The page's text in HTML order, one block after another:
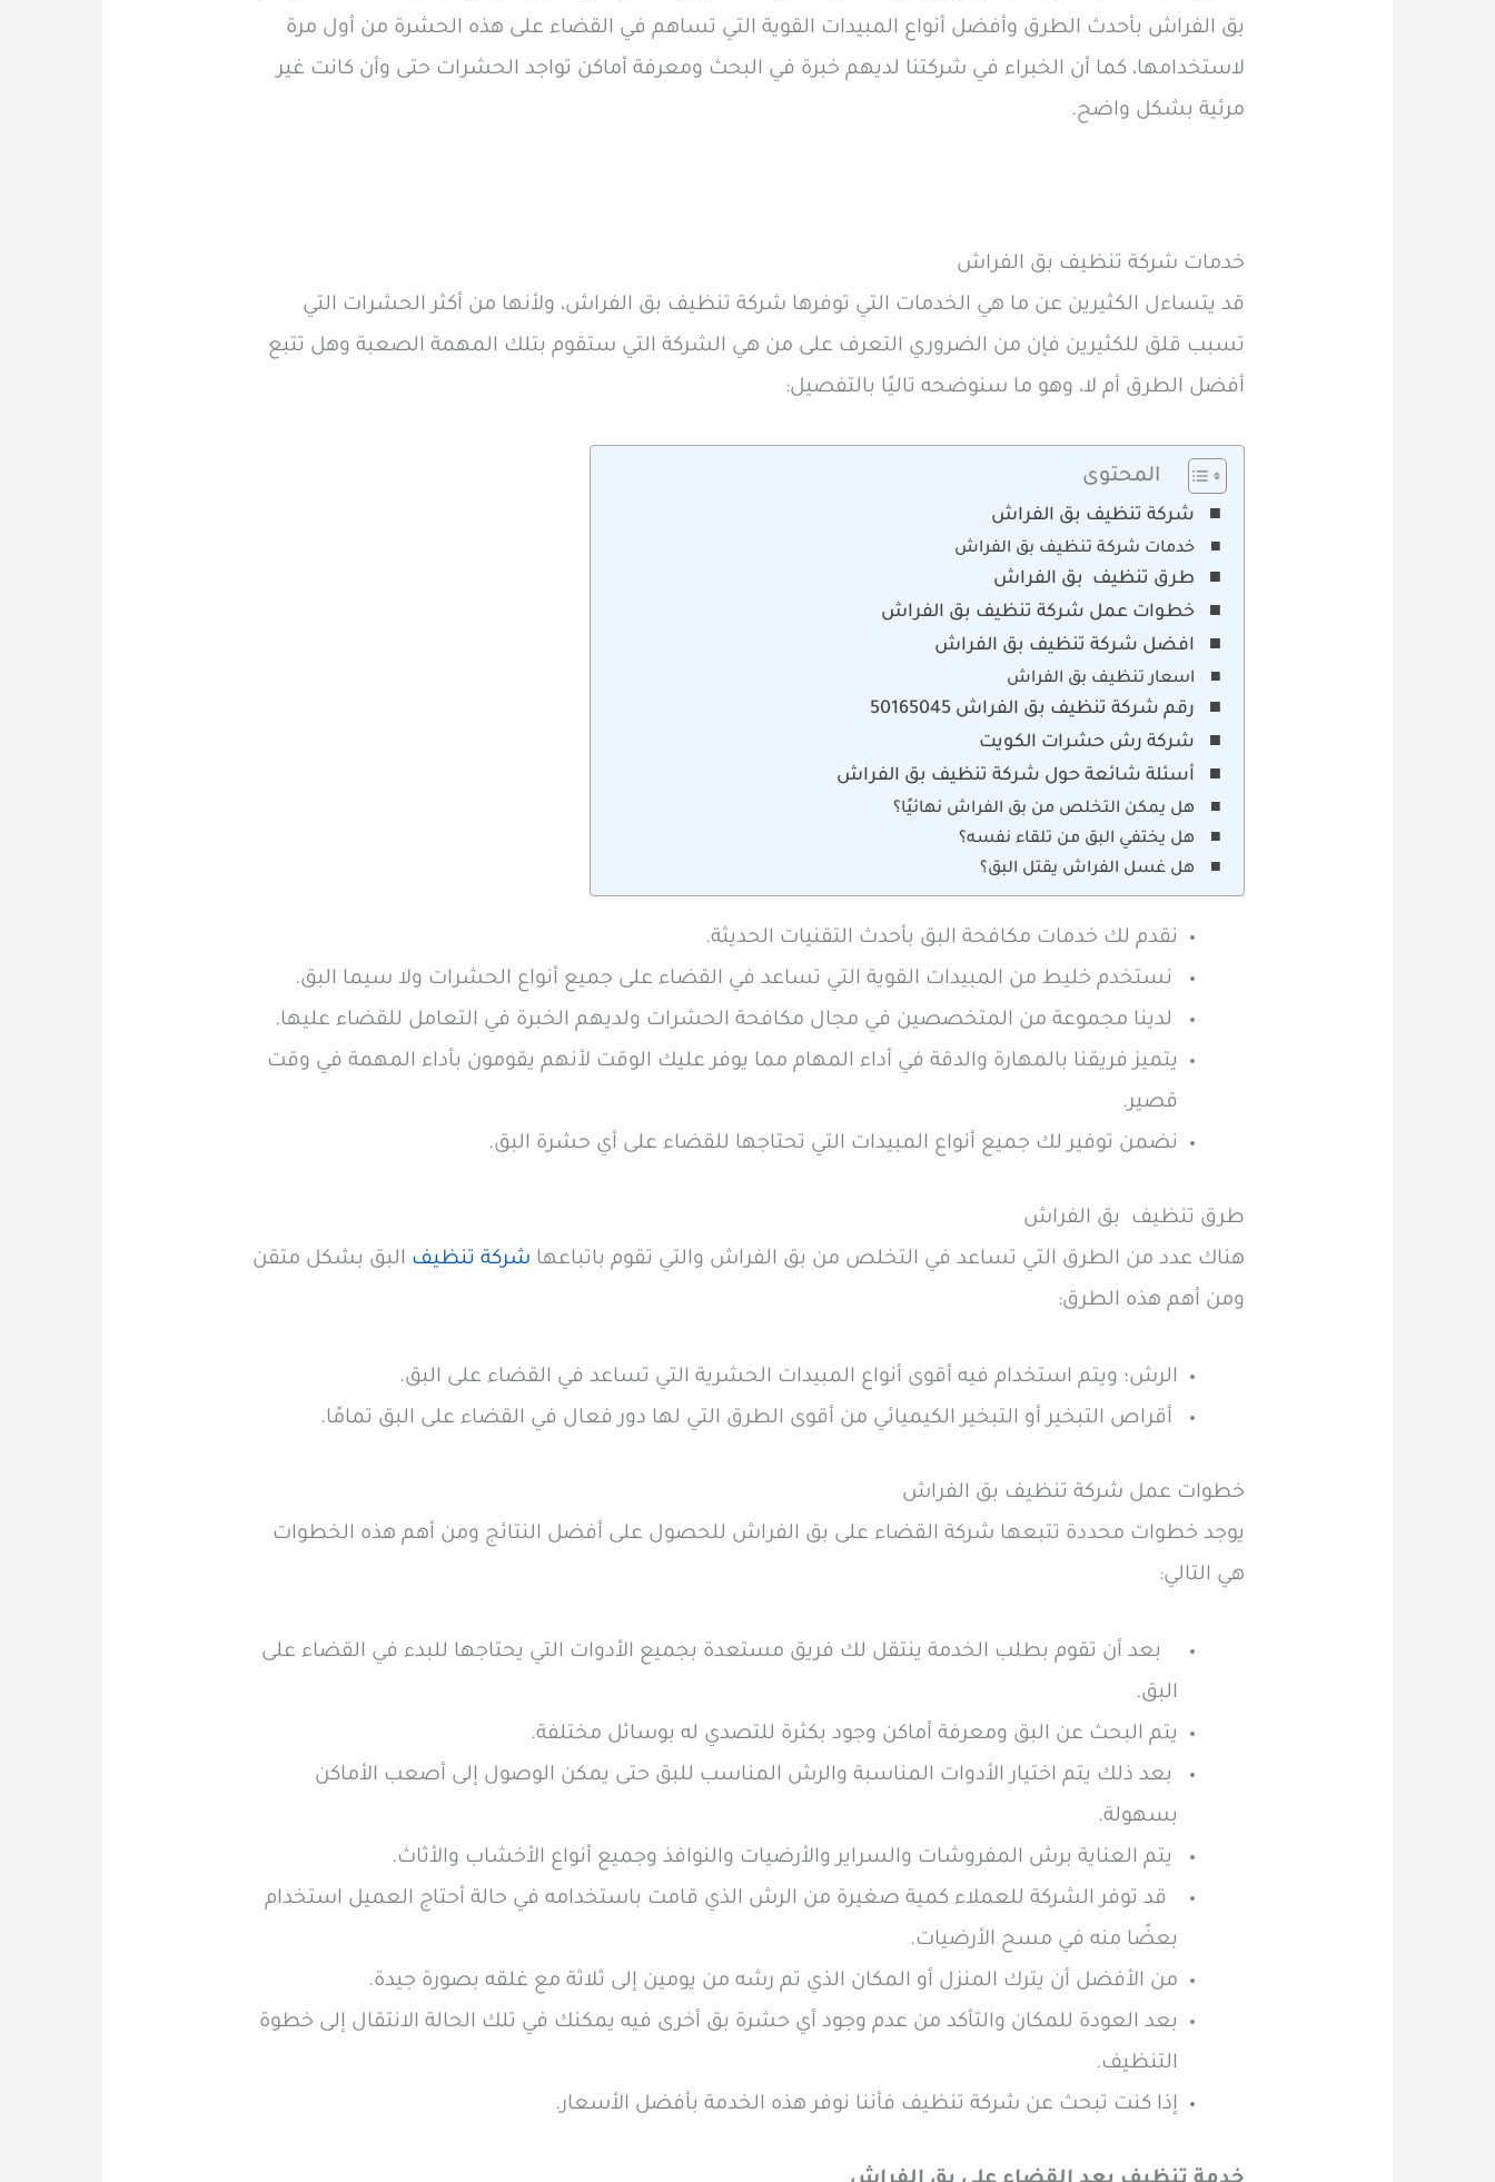
بق الفراش بأحدث الطرق وأفضل أنواع المبيدات القوية التي تساهم في القضاء على هذه الحشرة من أول مرة
لاستخدامها، كما أن الخبراء في شركتنا لديهم خبرة في البحث ومعرفة أماكن تواجد الحشرات حتى وأن كانت غير
مرئية بشكل واضح.
خدمات شركة تنظيف بق الفراش
قد يتساءل الكثيرين عن ما هي الخدمات التي توفرها شركة تنظيف بق الفراش، ولأنها من أكثر الحشرات التي
تسبب قلق للكثيرين فإن من الضروري التعرف على من هي الشركة التي ستقوم بتلك المهمة الصعبة وهل تتبع
أفضل الطرق أم لا، وهو ما سنوضحه تاليًا بالتفصيل:
المحتوى
شركة تنظيف بق الفراش
خدمات شركة تنظيف بق الفراش
طرق تنظيف بق الفراش
خطوات عمل شركة تنظيف بق الفراش
افضل شركة تنظيف بق الفراش
اسعار تنظيف بق الفراش
رقم شركة تنظيف بق الفراش 50165045
شركة رش حشرات الكويت
أسئلة شائعة حول شركة تنظيف بق الفراش
هل يمكن التخلص من بق الفراش نهائيًا؟
هل يختفي البق من تلقاء نفسه؟
هل غسل الفراش يقتل البق؟
نقدم لك خدمات مكافحة البق بأحدث التقنيات الحديثة.
نستخدم خليط من المبيدات القوية التي تساعد في القضاء على جميع أنواع الحشرات ولا سيما البق.
لدينا مجموعة من المتخصصين في مجال مكافحة الحشرات ولديهم الخبرة في التعامل للقضاء عليها.
يتميز فريقنا بالمهارة والدقة في أداء المهام مما يوفر عليك الوقت لأنهم يقومون بأداء المهمة في وقت
قصير.
نضمن توفير لك جميع أنواع المبيدات التي تحتاجها للقضاء على أي حشرة البق.
طرق تنظيف بق الفراش
هناك عدد من الطرق التي تساعد في التخلص من بق الفراش والتي تقوم باتباعها شركة تنظيف البق بشكل متقن
ومن أهم هذه الطرق:
الرش؛ ويتم استخدام فيه أقوى أنواع المبيدات الحشرية التي تساعد في القضاء على البق.
أقراص التبخير أو التبخير الكيميائي من أقوى الطرق التي لها دور فعال في القضاء على البق تمامًا.
خطوات عمل شركة تنظيف بق الفراش
يوجد خطوات محددة تتبعها شركة القضاء على بق الفراش للحصول على أفضل النتائج ومن أهم هذه الخطوات
هي التالي:
بعد أن تقوم بطلب الخدمة ينتقل لك فريق مستعدة بجميع الأدوات التي يحتاجها للبدء في القضاء على
البق.
يتم البحث عن البق ومعرفة أماكن وجود بكثرة للتصدي له بوسائل مختلفة.
بعد ذلك يتم اختيار الأدوات المناسبة والرش المناسب للبق حتى يمكن الوصول إلى أصعب الأماكن
بسهولة.
يتم العناية برش المفروشات والسراير والأرضيات والنوافذ وجميع أنواع الأخشاب والأثاث.
قد توفر الشركة للعملاء كمية صغيرة من الرش الذي قامت باستخدامه في حالة أحتاج العميل استخدام
بعضًا منه في مسح الأرضيات.
من الأفضل أن يترك المنزل أو المكان الذي تم رشه من يومين إلى ثلاثة مع غلقه بصورة جيدة.
بعد العودة للمكان والتأكد من عدم وجود أي حشرة بق أخرى فيه يمكنك في تلك الحالة الانتقال إلى خطوة
التنظيف.
إذا كنت تبحث عن شركة تنظيف فأننا نوفر هذه الخدمة بأفضل الأسعار.